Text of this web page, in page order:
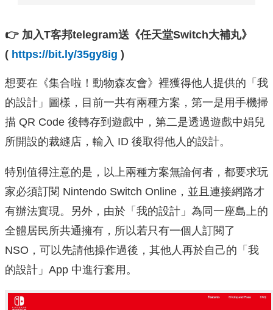
👉 加入T客邦telegram送《任天堂Switch大補丸》
( https://bit.ly/35gy8ig )
想要在《集合啦！動物森友會》裡獲得他人提供的「我
的設計」圖樣，目前一共有兩種方案，第一是用手機掃
描 QR Code 後轉存到遊戲中，第二是透過遊戲中娟兒
所開設的裁縫店，輸入 ID 後取得他人的設計。
特別值得注意的是，以上兩種方案無論何者，都要求玩
家必須訂閱 Nintendo Switch Online，並且連接網路才
有辦法實現。另外，由於「我的設計」為同一座島上的
全體居民所共通擁有，所以若只有一個人訂閱了
NSO，可以先請他操作過後，其他人再於自己的「我
的設計」App 中進行套用。